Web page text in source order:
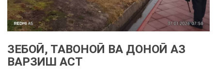
ЗЕБОӢ, ТАВОНОӢ ВА ДОНОӢ АЗ
ВАРЗИШ АСТ